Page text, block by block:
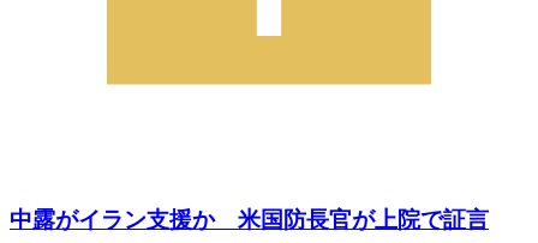
中露がイラン支援か 米国防長官が上院で証言